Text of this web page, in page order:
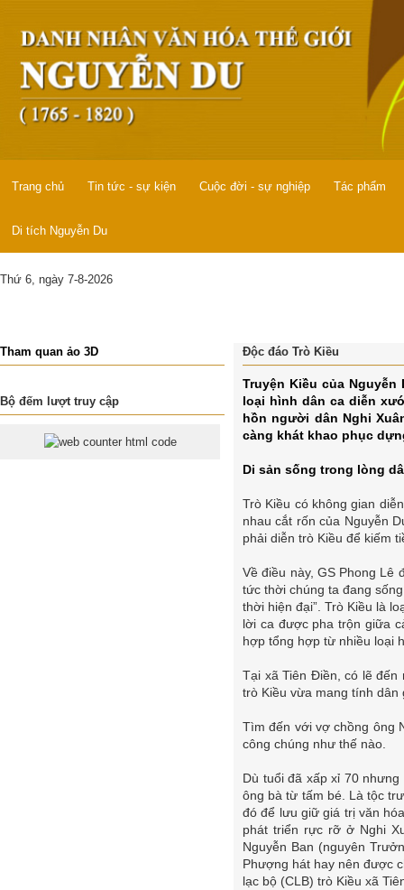
Trang chủ Tin tức - sự kiện Cuộc đời - sự nghiệp Tác phẩm
Di tích Nguyễn Du
Thứ 6, ngày 7-8-2026
Tham quan ảo 3D
Bộ đếm lượt truy cập
Độc đáo Trò Kiều
Truyện Kiều của
loại hình dân ca diễn
hồn người dân Nghi
càng khát khao phục
Di sản sống trong lòng
Trò Kiều có không gian
nhau cắt rốn của Nguyễn
phải diễn trò Kiều để kiếm
Về điều này, GS Phong Lê
tức thời chúng ta đang
thời hiện đại”. Trò Kiều là
lời ca được pha trộn giữa
hợp tổng hợp từ nhiều loại
Tại xã Tiên Điền, có lẽ đến
trò Kiều vừa mang tính dân
Tìm đến với vợ chồng ông
công chúng như thế nào.
Dù tuổi đã xấp xỉ 70
ông bà từ tấm bé. Là tộc
đó để lưu giữ giá trị văn
phát triển rực rỡ ở Nghi
Nguyễn Ban (nguyên
Phượng hát hay nên được
lạc bộ (CLB) trò Kiều xã